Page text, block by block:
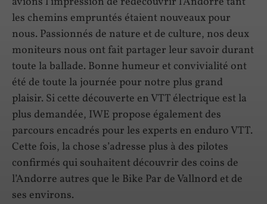
les chemins empruntés étaient nouveaux pour
nous. Passionnés de nature et de culture, nos deux
moniteurs nous ont fait partager leur savoir durant
toute la ballade. Bonne humeur et convivialité ont
été de toute la journée pour notre plus grand
plaisir. Si cette découverte en VTT électrique est la
plus demandée, IWE propose également des
parcours encadrés pour les experts en enduro VTT.
Cette fois, la chose s’adresse plus à des pilotes
confirmés qui souhaitent découvrir des coins de
l’Andorre autres que le Bike Par de Vallnord et de
ses environs.